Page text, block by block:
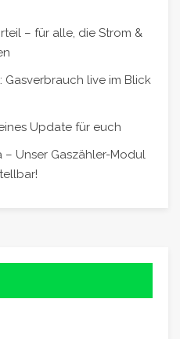
– für alle, die Strom &
Gasverbrauch live im Blick
Update für euch
– Unser Gaszähler-Modul